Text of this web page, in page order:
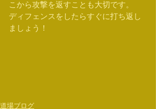
こから攻撃を返すことも大切です。
ディフェンスをしたらすぐに打ち返し
ましょう！
道場ブログ